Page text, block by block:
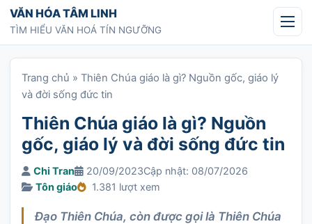
Chuyển tới nội dung
VĂN HÓA TÂM LINH
TÌM HIỂU VĂN HOÁ TÍN NGƯỠNG
Trang chủ » Thiên Chúa giáo là gì? Nguồn gốc, giáo lý
và đời sống đức tin
Thiên Chúa giáo là gì? Nguồn
gốc, giáo lý và đời sống đức tin
Chi Tran 20/09/2023Cập nhật: 08/07/2026
Tôn giáo
1.381 lượt xem
Đạo Thiên Chúa, còn được gọi là Thiên Chúa